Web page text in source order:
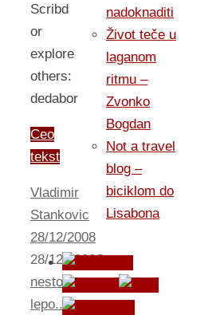
Scribd
or
explore
others:
dedabor
Ceo
tekst
Vladimir
Stankovic
28/12/2008
28/12/2008Sve
nesto
lepo...,
nadoknaditi
Život teče u
laganom
ritmu –
Zvonko
Bogdan
Not a travel
blog –
biciklom do
Lisabona